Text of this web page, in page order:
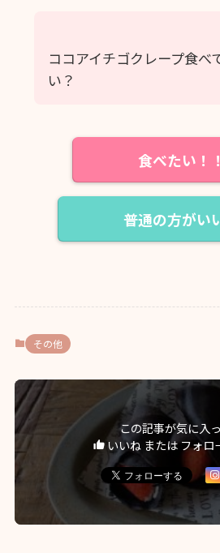
ココアイチゴクレープ食べ
い？
食べたい！！
普通の方がい
その他
この記事が気に入
いいね または フォロ